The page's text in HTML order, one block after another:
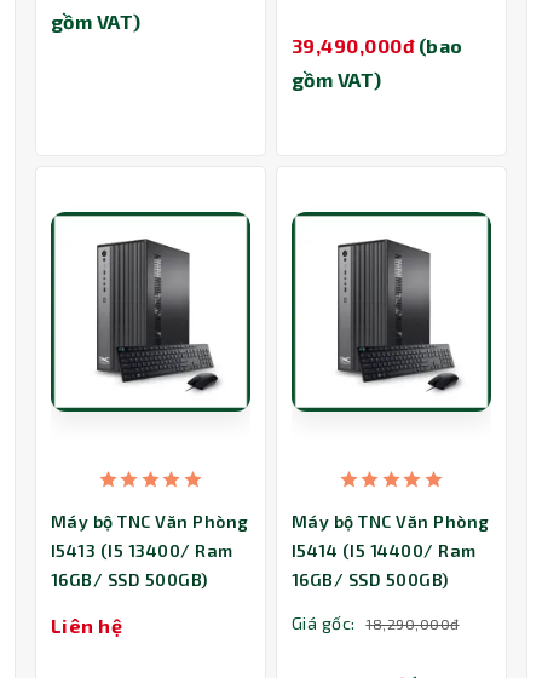
gồm VAT)
39,490,000đ (bao
gồm VAT)
Máy bộ TNC Văn Phòng
I5413 (I5 13400/ Ram
16GB/ SSD 500GB)
Liên hệ
Máy bộ TNC Văn Phòng
I5414 (I5 14400/ Ram
16GB/ SSD 500GB)
Giá gốc: 18,290,000đ